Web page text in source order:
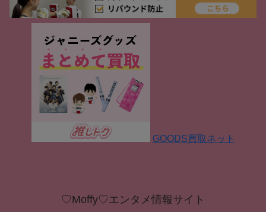
GOODS買取ネット
♡Moffy♡エンタメ情報サイト